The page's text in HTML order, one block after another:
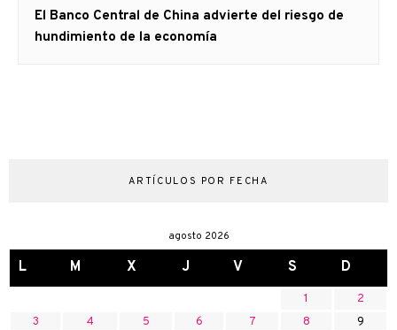
Artículo
siguiente:
El Banco Central de China advierte del riesgo de
hundimiento de la economía
ARTÍCULOS POR FECHA
agosto 2026
L M X J V S D
1
2
3
4 5 6 7 8
9